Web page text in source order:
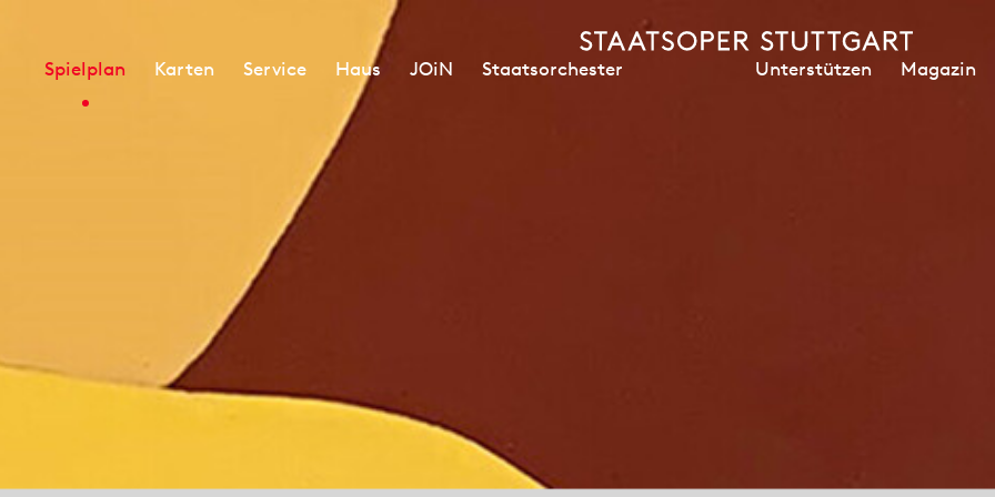
Spielplan Karten Service Haus JOiN Staatsorchester Unterstützen Magazin